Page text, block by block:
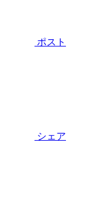
ポスト
シェア